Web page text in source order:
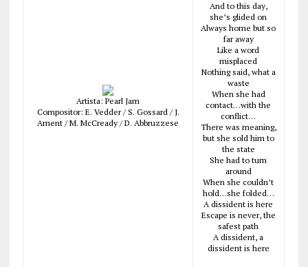
Artista: Pearl Jam
Compositor: E. Vedder / S. Gossard / J.
Ament / M. McCready / D. Abbruzzese
And to this day,
she’s glided on
Always home but so
far away
Like a word
misplaced
Nothing said, what a
waste
When she had
contact…with the
conflict…
There was meaning,
but she sold him to
the state
She had to turn
around
When she couldn’t
hold…she folded…
A dissident is here
Escape is never, the
safest path
A dissident, a
dissident is here